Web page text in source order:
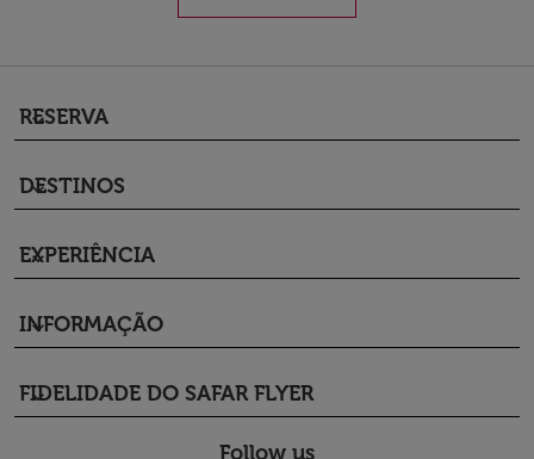
RESERVA
keyboard_arrow_down
DESTINOS
keyboard_arrow_down
EXPERIÊNCIA
keyboard_arrow_down
INFORMAÇÃO
keyboard_arrow_down
FIDELIDADE DO SAFAR FLYER
keyboard_arrow_down
Follow us